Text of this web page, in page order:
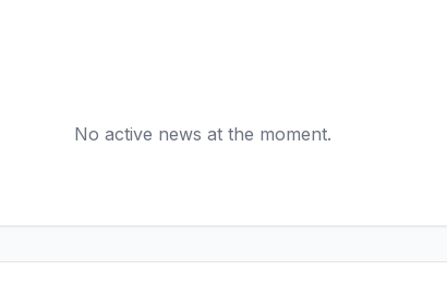
No active news at the moment.